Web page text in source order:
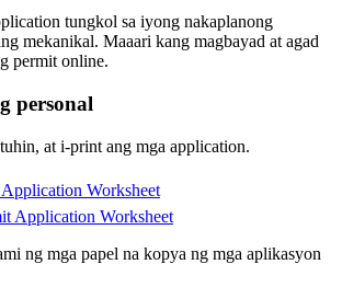
tungkol sa iyong nakaplanong
mekanikal. Maaari kang magbayad at agad
permit online.
personal
at i-print ang mga application.
Worksheet
Application Worksheet
ng mga papel na kopya ng mga aplikasyon